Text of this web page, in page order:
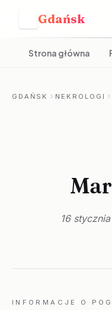
Gdańsk
Strona główna
GDAŃSK NEKROLOGI
16
INFORMACJE O